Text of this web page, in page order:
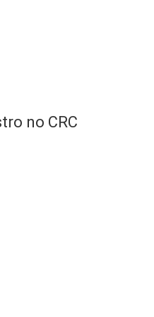
no CRC